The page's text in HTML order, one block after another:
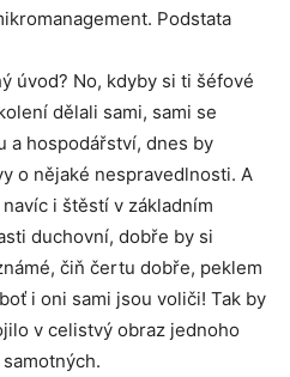
Podstata
úvod? No, kdyby si ti šéfové
dělali sami, sami se
a hospodářství, dnes by
o nějaké nespravedlnosti. A
i štěstí v základním
duchovní, dobře by si
čiň čertu dobře, peklem
i oni sami jsou voliči! Tak by
v celistvý obraz jednoho